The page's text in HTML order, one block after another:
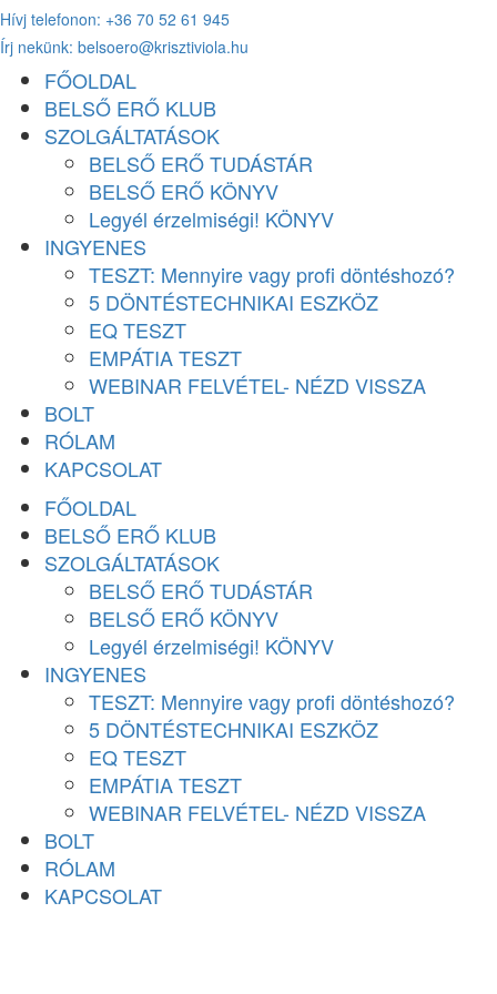
Ugrás
a
tartalomhoz
Hívj telefonon: +36 70 52 61 945
Írj nekünk: belsoero@krisztiviola.hu
FŐOLDAL
BELSŐ ERŐ KLUB
SZOLGÁLTATÁSOK
BELSŐ ERŐ TUDÁSTÁR
BELSŐ ERŐ KÖNYV
Legyél érzelmiségi! KÖNYV
INGYENES
TESZT: Mennyire vagy profi döntéshozó?
5 DÖNTÉSTECHNIKAI ESZKÖZ
EQ TESZT
EMPÁTIA TESZT
WEBINAR FELVÉTEL- NÉZD VISSZA
BOLT
RÓLAM
KAPCSOLAT
FŐOLDAL
BELSŐ ERŐ KLUB
SZOLGÁLTATÁSOK
BELSŐ ERŐ TUDÁSTÁR
BELSŐ ERŐ KÖNYV
Legyél érzelmiségi! KÖNYV
INGYENES
TESZT: Mennyire vagy profi döntéshozó?
5 DÖNTÉSTECHNIKAI ESZKÖZ
EQ TESZT
EMPÁTIA TESZT
WEBINAR FELVÉTEL- NÉZD VISSZA
BOLT
RÓLAM
KAPCSOLAT